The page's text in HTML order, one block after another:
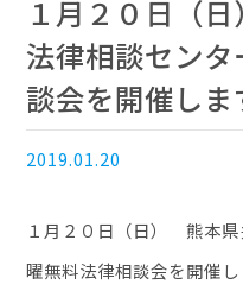
１月２０日（
法律相談セン
談会を開催しま
2019.01.20
１月２０日（日） 熊本県
曜無料法律相談会を開催し